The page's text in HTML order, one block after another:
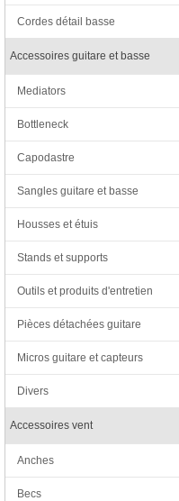
Cordes détail basse
Accessoires guitare et basse
Mediators
Bottleneck
Capodastre
Sangles guitare et basse
Housses et étuis
Stands et supports
Outils et produits d'entretien
Pièces détachées guitare
Micros guitare et capteurs
Divers
Accessoires vent
Anches
Becs